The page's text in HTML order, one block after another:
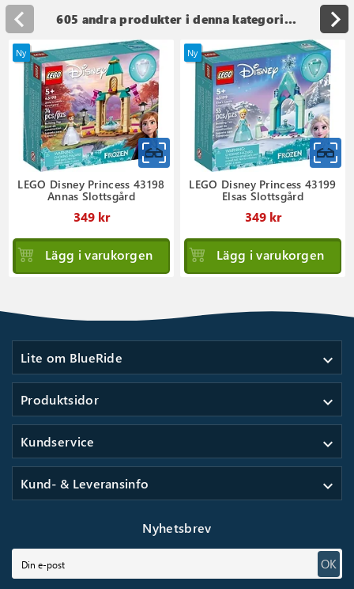
605 andra produkter i denna kategori...
Ny
LEGO Disney Princess 43198
Annas Slottsgård
349 kr
Lägg i varukorgen
Ny
LEGO Disney Princess 43199
Elsas Slottsgård
349 kr
Lägg i varukorgen
Lite om BlueRide expand_more
Produktsidor expand_more
Kundservice expand_more
Kund- & Leveransinfo expand_more
Nyhetsbrev
OK